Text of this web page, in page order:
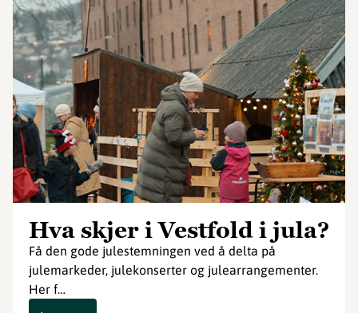
Hva skjer i Vestfold i jula?
Få den gode julestemningen ved å delta på
julemarkeder, julekonserter og julearrangementer.
Her f…